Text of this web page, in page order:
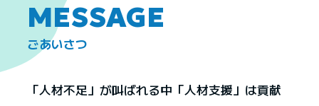
MESSAGE
ごあいさつ
「人材不足」が叫ばれる中「人材支援」は貢献